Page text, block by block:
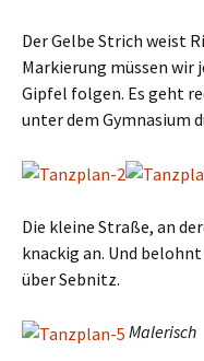
Der Gelbe Strich weist
Markierung müssen
Gipfel folgen. Es geht
unter dem Gymnasium
Die kleine Straße, an
knackig an. Und
über Sebnitz.
Malerisch